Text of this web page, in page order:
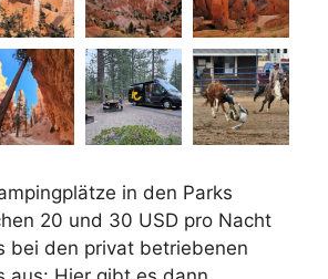
in den Parks
20 und 30 USD pro Nacht
bei den privat betriebenen